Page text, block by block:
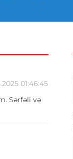
01:46:45
Sərfəli və